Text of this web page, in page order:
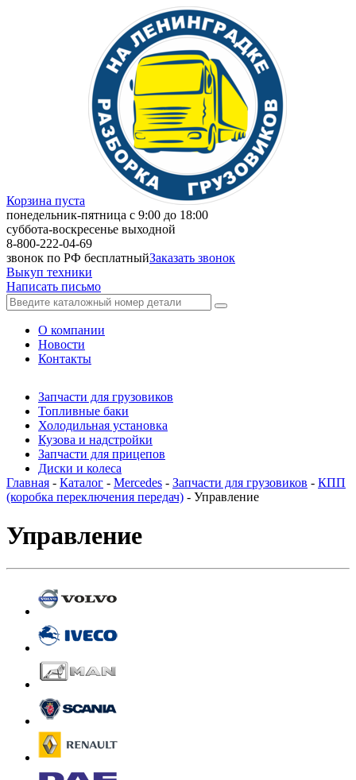
Корзина пуста
понедельник-пятница с 9:00 до 18:00
суббота-воскресенье выходной
8-800-222-04-69
звонок по РФ бесплатныйЗаказать звонок
Выкуп техники
Написать письмо
О компании
Новости
Контакты
Запчасти для грузовиков
Топливные баки
Холодильная установка
Кузова и надстройки
Запчасти для прицепов
Диски и колеса
Главная - Каталог - Mercedes - Запчасти для грузовиков - КПП
(коробка переключения передач) - Управление
Управление